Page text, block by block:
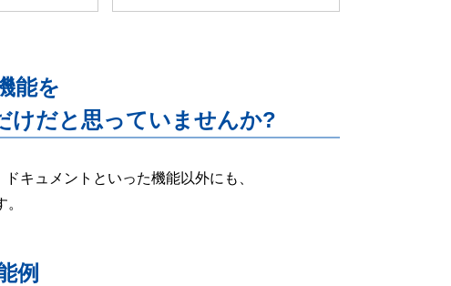
能を
けだと思っていませんか?
キュメントといった機能以外にも、
例